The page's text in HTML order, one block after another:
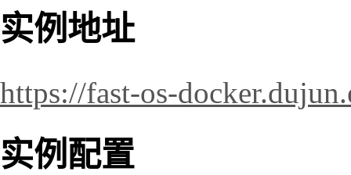
实例地址
https://fast-os-
实例配置